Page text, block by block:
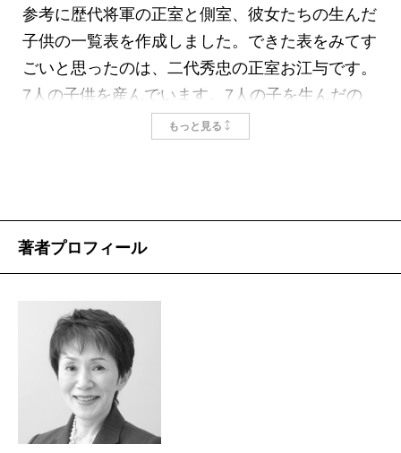
「きたい（奇態）なめい（名）医難病療治」と題
した三枚続きの錦絵の、中央の美人の女医が姉小
路だとは容易に想像がつくが、問題は周囲に描か
れた患者たちである。なかでも片方の足に下駄を
はき、もう一方には草履をはいた妙齢の美女は、
四尺足らずで片足が短いとうわさされた御簾中
この花嫁を京都から連れてきたのは姉小路であ
る。じつは一条家の姫君ではなく、替玉だともい
われ、ここから皇女和宮の替玉説が連想され、ベ
ストセラー小説が誕生した。和宮の降嫁をあっせ
んしたのも、和宮にとっては大叔母にあたる姉小
路だったため、また何かたくらんだのではないか
と思われたのだ。
和宮替玉説に弾みをつけた、もう一つのミステリ
ーがある。昭和三十三年から三十五年にかけて、
参考に歴代将軍の正室と側室、彼女たちの生んだ
子供の一覧表を作成しました。できた表をみてす
ごいと思ったのは、二代秀忠の正室お江与です。
7人の子供を産んでいます。7人の子を生んだの
は、11代家斉の側室お蝶、お袖。お八重は8人も
ぎ家光を遺したばかりでなく、豊臣秀頼の正室千
福門院和子など、誕生直後の徳川幕府を支える上
で重要な役割を果たした子をなしました。ところ
で、12代家慶は家康や家斉に匹敵する艶福家で、
正側室8人と29人の子をなしましたが、成人した
のはたったの2人でした。
もっと見る
著者プロフィール